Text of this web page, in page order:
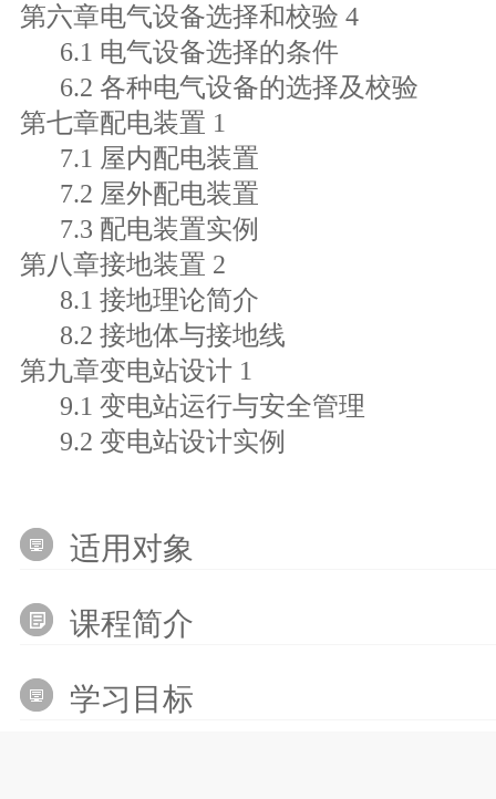
第六章电气设备选择和校验 4
6.1 电气设备选择的条件
6.2 各种电气设备的选择及校验
第七章配电装置 1
7.1 屋内配电装置
7.2 屋外配电装置
7.3 配电装置实例
第八章接地装置 2
8.1 接地理论简介
8.2 接地体与接地线
第九章变电站设计 1
9.1 变电站运行与安全管理
9.2 变电站设计实例
适用对象
课程简介
学习目标